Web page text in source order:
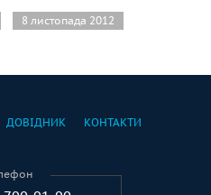
8 листопада 2012
ДОВІДНИК КОНТАКТИ